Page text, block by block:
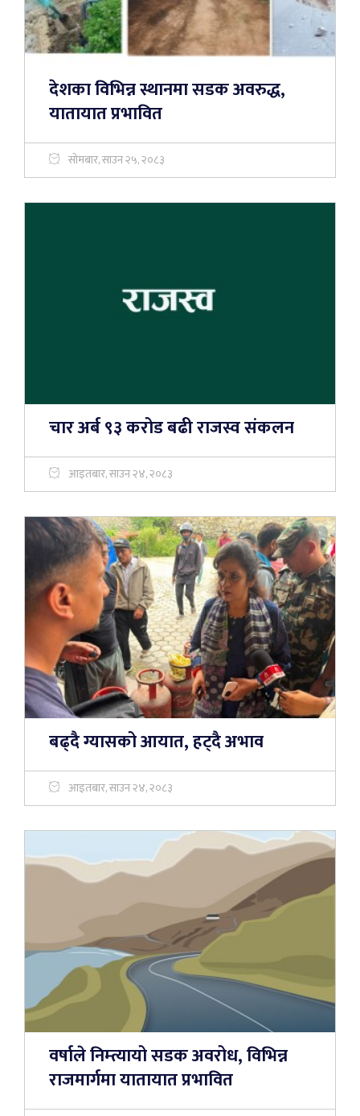
देशका विभिन्न स्थानमा सडक अवरुद्ध,
यातायात प्रभावित
सोमबार, साउन २५, २०८३
चार अर्ब ९३ करोड बढी राजस्व संकलन
आइतबार, साउन २४, २०८३
बढ्दै ग्यासको आयात, हट्दै अभाव
आइतबार, साउन २४, २०८३
वर्षाले निम्त्यायो सडक अवरोध, विभिन्न
राजमार्गमा यातायात प्रभावित